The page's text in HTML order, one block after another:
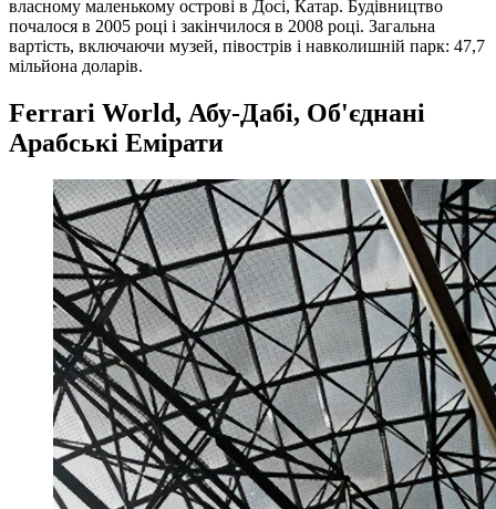
власному маленькому острові в Досі, Катар. Будівництво
почалося в 2005 році і закінчилося в 2008 році. Загальна
вартість, включаючи музей, півострів і навколишній парк: 47,7
мільйона доларів.
Ferrari World, Абу-Дабі, Об'єднані
Арабські Емірати